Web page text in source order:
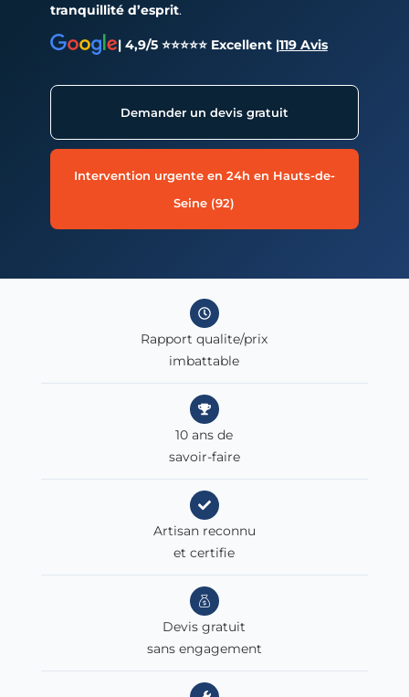
tranquillité d’esprit.
| 4,9/5 ⭐⭐⭐⭐⭐ Excellent |119 Avis
Demander un devis gratuit
Intervention urgente en 24h en Hauts-de-
Seine (92)
Rapport qualite/prix
imbattable
10 ans de
savoir-faire
Artisan reconnu
et certifie
Devis gratuit
sans engagement